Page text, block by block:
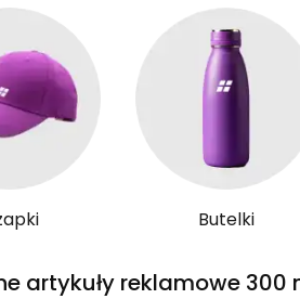
Butelki
artykuły reklamowe 300